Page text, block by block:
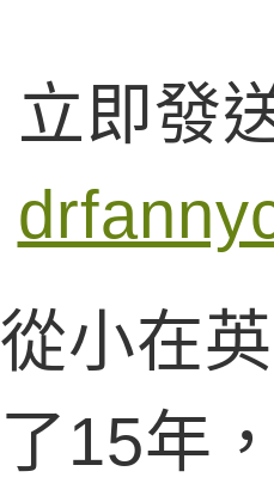
立即發
從小在
了15年